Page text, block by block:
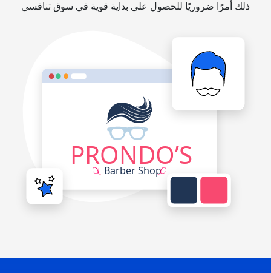
ذلك أمرًا ضروريًا للحصول على بداية قوية في سوق تنافسي